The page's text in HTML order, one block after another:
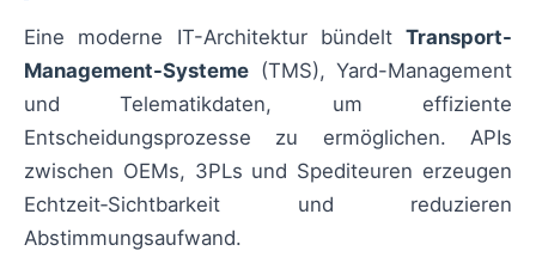
Eine moderne IT-Architektur bündelt Transport-
Management-Systeme (TMS), Yard-Management
und Telematikdaten, um effiziente
Entscheidungsprozesse zu ermöglichen. APIs
zwischen OEMs, 3PLs und Spediteuren erzeugen
Echtzeit‑Sichtbarkeit und reduzieren
Abstimmungsaufwand.